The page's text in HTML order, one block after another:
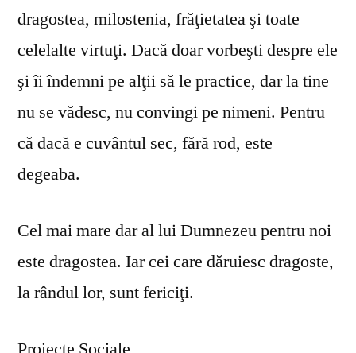
dragostea, milostenia, frăţietatea şi toate
celelalte virtuţi. Dacă doar vorbeşti despre ele
şi îi îndemni pe alţii să le practice, dar la tine
nu se vă­desc, nu convingi pe nimeni. Pentru
că dacă e cuvântul sec, fără rod, este
degeaba.
Cel mai mare dar al lui Dumnezeu pentru noi
este dragostea. Iar cei care dăruiesc dragoste,
la rândul lor, sunt fericiţi.